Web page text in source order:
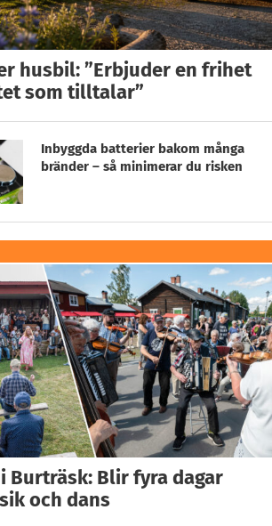
husbil: ”Erbjuder en frihet
som tilltalar”
Inbyggda batterier bakom många
bränder – så minimerar du risken
Burträsk: Blir fyra dagar
och dans